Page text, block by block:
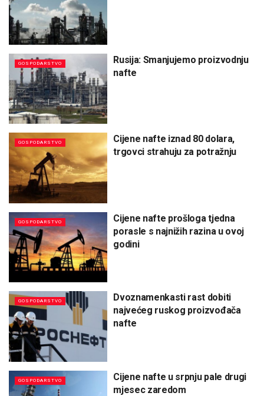
GOSPODARSTVO
Rusija: Smanjujemo proizvodnju
nafte
GOSPODARSTVO
Cijene nafte iznad 80 dolara,
trgovci strahuju za potražnju
GOSPODARSTVO
Cijene nafte prošloga tjedna
porasle s najnižih razina u ovoj
godini
GOSPODARSTVO
Dvoznamenkasti rast dobiti
najvećeg ruskog proizvođača
nafte
GOSPODARSTVO
Cijene nafte u srpnju pale drugi
mjesec zaredom